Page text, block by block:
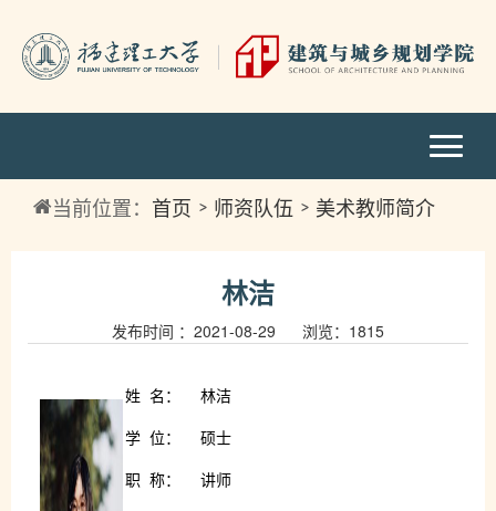
当前位置： 首页 师资队伍 美术教师简介
林洁
发布时间 ：2021-08-29 浏览： 1815
姓 名： 林洁
学 位： 硕士
职 称： 讲师